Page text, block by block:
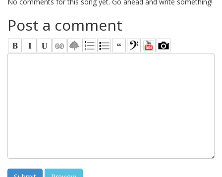
Post a comment